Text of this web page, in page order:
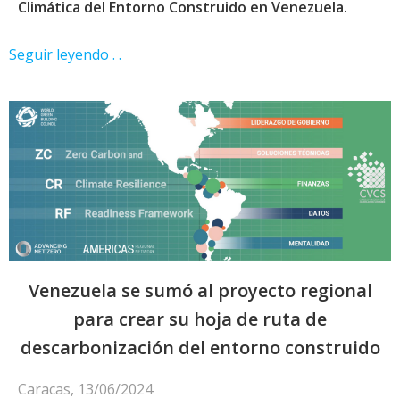
Climática del Entorno Construido en Venezuela.
Seguir leyendo . .
Venezuela se sumó al proyecto regional
para crear su hoja de ruta de
descarbonización del entorno construido
Caracas, 13/06/2024